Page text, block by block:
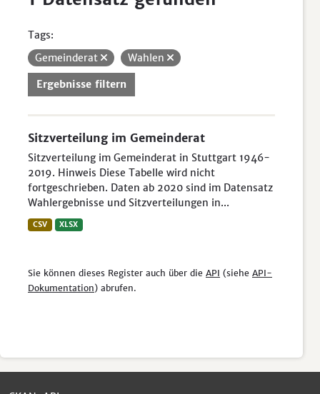
Tags:
Gemeinderat
Wahlen
Ergebnisse filtern
Sitzverteilung im Gemeinderat
Sitzverteilung im Gemeinderat in Stuttgart 1946-
2019. Hinweis Diese Tabelle wird nicht
fortgeschrieben. Daten ab 2020 sind im Datensatz
Wahlergebnisse und Sitzverteilungen in...
CSV XLSX
Sie können dieses Register auch über die API (siehe API-
Dokumentation) abrufen.